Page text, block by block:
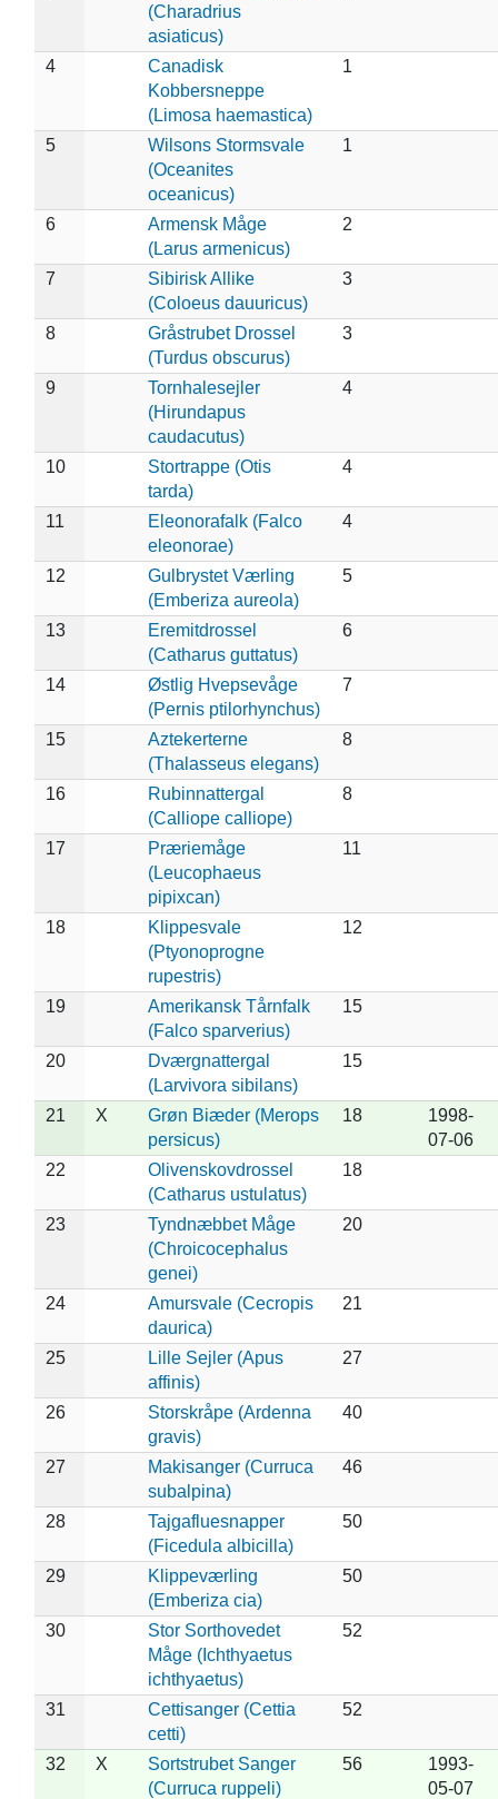
(Charadrius
asiaticus)
4
Canadisk
Kobbersneppe
(Limosa haemastica)
1
5
Wilsons Stormsvale
(Oceanites
oceanicus)
1
6
Armensk Måge
(Larus armenicus)
2
7
Sibirisk Allike
(Coloeus dauuricus)
3
8
Gråstrubet Drossel
(Turdus obscurus)
3
9
Tornhalesejler
(Hirundapus
caudacutus)
4
10
Stortrappe (Otis
tarda)
4
11
Eleonorafalk (Falco
eleonorae)
4
12
Gulbrystet Værling
(Emberiza aureola)
5
13
Eremitdrossel
(Catharus guttatus)
6
14
Østlig Hvepsevåge
(Pernis ptilorhynchus)
7
15
Aztekerterne
(Thalasseus elegans)
8
16
Rubinnattergal
(Calliope calliope)
8
17
Præriemåge
(Leucophaeus
pipixcan)
11
18
Klippesvale
(Ptyonoprogne
rupestris)
12
19
Amerikansk Tårnfalk
(Falco sparverius)
15
20
Dværgnattergal
(Larvivora sibilans)
15
21 X
Grøn Biæder (Merops
persicus)
18
1998-
07-06
22
Olivenskovdrossel
(Catharus ustulatus)
18
23
Tyndnæbbet Måge
(Chroicocephalus
genei)
20
24
Amursvale (Cecropis
daurica)
21
25
Lille Sejler (Apus
affinis)
27
26
Storskråpe (Ardenna
gravis)
40
27
Makisanger (Curruca
subalpina)
46
28
Tajgafluesnapper
(Ficedula albicilla)
50
29
Klippeværling
(Emberiza cia)
50
30
Stor Sorthovedet
Måge (Ichthyaetus
ichthyaetus)
52
31
Cettisanger (Cettia
cetti)
52
32 X
Sortstrubet Sanger
(Curruca ruppeli)
56
1993-
05-07